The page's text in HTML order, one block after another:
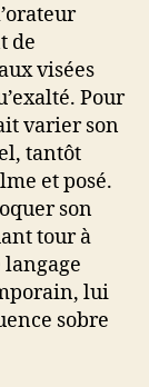
de
visées
Pour
varier son
tantôt
et posé.
son
tour à
lui
sobre